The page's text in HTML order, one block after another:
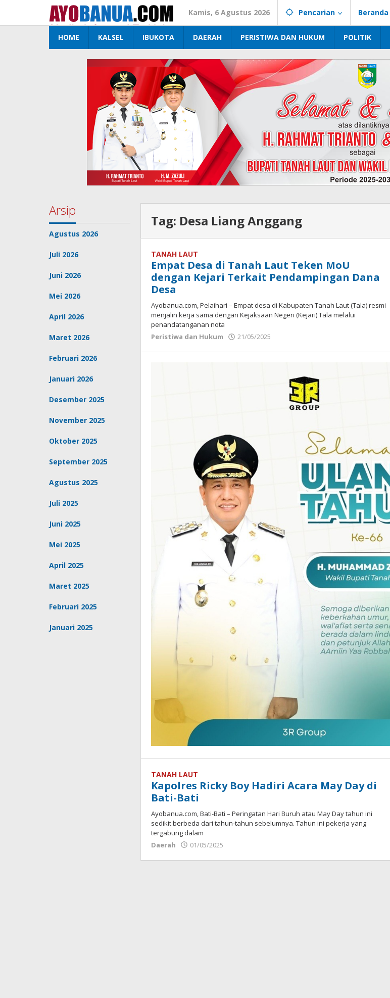
konten
Kamis, 6 Agustus 2026 Pencarian Beranda
HOME KALSEL IBUKOTA DAERAH PERISTIWA DAN HUKUM POLITIK
Arsip
Agustus 2026
Juli 2026
Juni 2026
Mei 2026
April 2026
Maret 2026
Februari 2026
Januari 2026
Desember 2025
November 2025
Oktober 2025
September 2025
Agustus 2025
Juli 2025
Juni 2025
Mei 2025
April 2025
Maret 2025
Februari 2025
Januari 2025
Tag: Desa Liang Anggang
TANAH LAUT
Empat Desa di Tanah Laut Teken MoU
dengan Kejari Terkait Pendampingan Dana
Desa
Ayobanua.com, Pelaihari – Empat desa di Kabupaten Tanah Laut (Tala) resmi
menjalin kerja sama dengan Kejaksaan Negeri (Kejari) Tala melalui
penandatanganan nota
Peristiwa dan Hukum
21/05/2025
TANAH LAUT
Kapolres Ricky Boy Hadiri Acara May Day di
Bati-Bati
Ayobanua.com, Bati-Bati – Peringatan Hari Buruh atau May Day tahun ini
sedikit berbeda dari tahun-tahun sebelumnya. Tahun ini pekerja yang
tergabung dalam
Daerah
01/05/2025